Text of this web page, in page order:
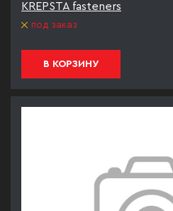
KREPSTA fasteners
под заказ
В КОРЗИНУ